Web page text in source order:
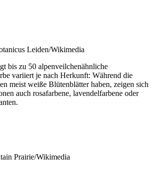
Leiden/Wikimedia
bis zu 50 alpenveilchenähnliche
variiert je nach Herkunft: Während die
meist weiße Blütenblätter haben, zeigen sich
auch rosafarbene, lavendelfarbene oder
Prairie/Wikimedia